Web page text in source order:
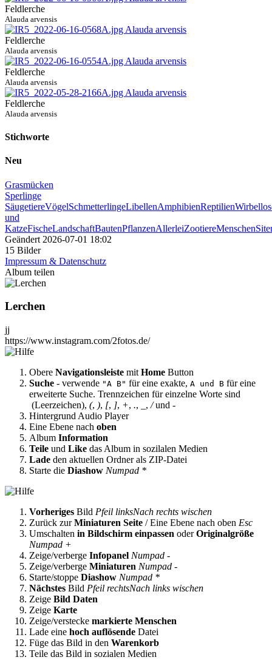
Feldlerche
Alauda arvensis
Feldlerche
Alauda arvensis
Feldlerche
Alauda arvensis
Feldlerche
Alauda arvensis
Stichworte
Neu
Grasmücken
Sperlinge
SäugetiereVögelSchmetterlingeLibellenAmphibienReptilien
und
KatzeFischeLandschaftBautenPflanzenAllerleiZootiereMenschen
Geändert 2026-07-01 18:02
15 Bilder
Impressum & Datenschutz
Album teilen
Lerchen
jj
https://www.instagram.com/2fotos.de/
Obere Navigationsleiste mit Home Button
Suche - verwende "A B" für eine exakte, A und B für eine
erweiterte Suche. Trennzeichen für einzelne Worte sind
(Leerzeichen), (, ), [, ], +, ., , /und -
Hintergrund Audio Player
Eine Ebene nach oben
Album Information
Teile und Like das Album in sozilalen Medien
Lade den aktuellen Ordner als ZIP-Datei
Starte die Diashow Numpad *
Vorheriges Bild Pfeil linksNach rechts wischen
Zurück zurMiniaturen Seite / Eine Ebene nach oben Esc
Umschalten in Bildschirm einpassen oderOriginalgröße
Numpad +
Zeige/verberge Infopanel Numpad -
Zeige/verberge Miniaturen Numpad -
Starte/stoppe Diashow Numpad *
Nächstes Bild Pfeil rechtsNach links wischen
Zeige Bild Daten
Zeige Karte
Zeige/verstecke markierte Menschen
Lade eine hoch auflösende Datei
Füge das Bild in den Warenkorb
Teile das Bild in sozialen Medien